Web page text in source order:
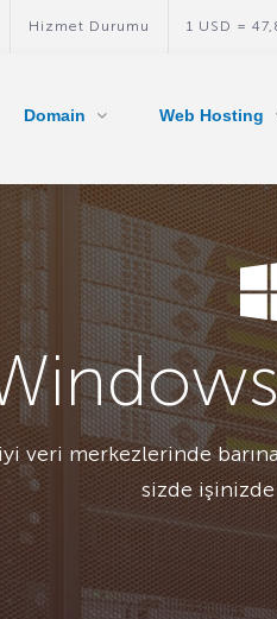
Hizmet Durumu 1 USD =
Domain Web Hosting
veri merkezlerinde
sizde